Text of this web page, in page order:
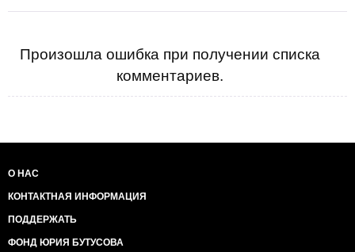
Произошла ошибка при получении списка
комментариев.
О НАС
КОНТАКТНАЯ ИНФОРМАЦИЯ
ПОДДЕРЖАТЬ
ФОНД ЮРИЯ БУТУСОВА